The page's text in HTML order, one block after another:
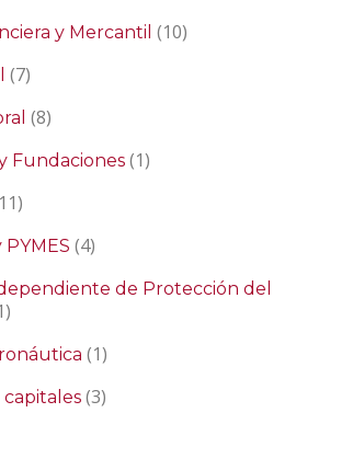
y Mercantil (10)
(7)
(8)
Fundaciones (1)
(4)
de Protección del
(1)
(3)